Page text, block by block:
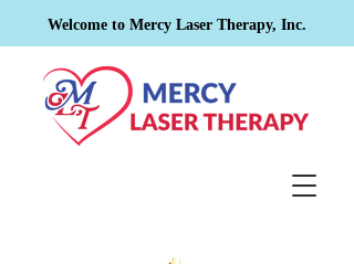
Welcome to Mercy Laser Therapy, Inc.